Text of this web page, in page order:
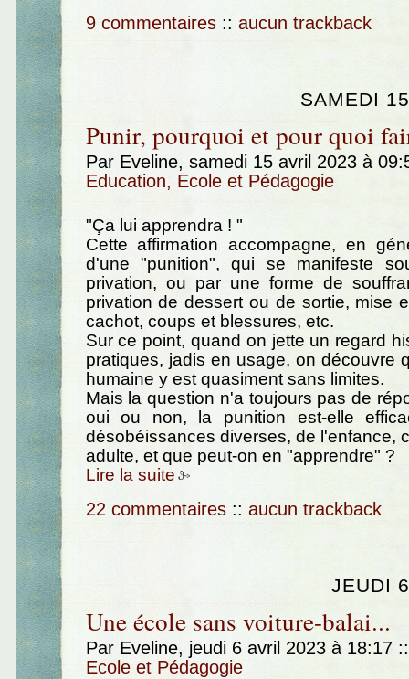
9 commentaires :: aucun trackback
SAMEDI
Punir, pourquoi et pour quoi
Par Eveline, samedi 15 avril 2023 à
Education, Ecole et Pédagogie
"Ça lui apprendra ! "
Cette affirmation accompagne, en
d'une "punition", qui se manifeste
privation, ou par une forme de
privation de dessert ou de sortie, mise
cachot, coups et blessures, etc.
Sur ce point, quand on jette un regard
pratiques, jadis en usage, on découvre
humaine y est quasiment sans limites.
Mais la question n'a toujours pas de
oui ou non, la punition est-elle
désobéissances diverses, de l'enfance,
adulte, et que peut-on en "apprendre" ?
Lire la suite
22 commentaires :: aucun trackback
JEUDI
Une école sans voiture-balai...
Par Eveline, jeudi 6 avril 2023 à 18:17 ::
Ecole et Pédagogie